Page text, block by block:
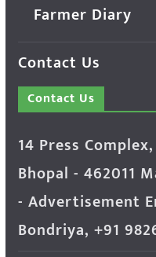
Farmer Diary
Contact Us
Contact Us
14 Press
Bhopal - 462011
- Advertisement
Bondriya, +91